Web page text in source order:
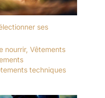
ses
nourrir, Vêtements
techniques